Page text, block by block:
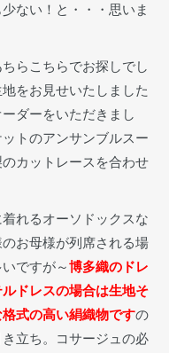
ない！と・・・思いま
ちらこちらでお探しでし
をお見せいたしました
ダーをいただきまし
トのアンサンブルスー
カットレースを合わせ
れるオーソドックスな
お母様が列席される場
ですが～博多織のドレ
ドレスの場合は生地そ
式の高い絹織物ですの
立ち。コサージュの必